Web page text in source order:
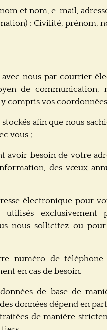
et nom, e-mail,
: Civilité, prénom,
nous par courrier
de communication,
compris vos
afin que nous
vous ;
avoir besoin de votre
des vœux
électronique pour
utilisés exclusivement
nous sollicitez ou
numéro de
en cas de besoin.
de base de
données dépend en
de manière